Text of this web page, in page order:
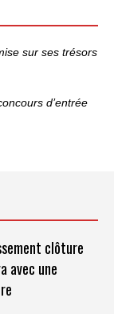
sur ses trésors
d’entrée
clôture
avec une